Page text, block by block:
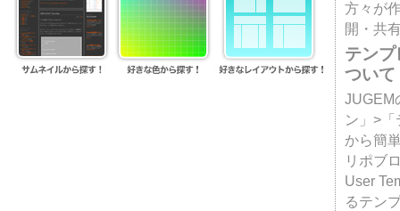
方々が
開・共
テン
ついて
JUGEM
ン」>
から簡
リポブ
User
るテン